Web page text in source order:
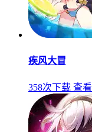
疾风大冒
358次下载 查看